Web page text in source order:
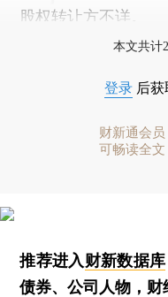
股权转让方不详。
本文共计
登录 后
财新通会员
可畅读全文
推荐进入财新数据库
债券、公司人物，财